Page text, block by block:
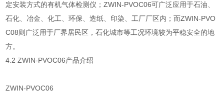
定安装方式的有机气体检测仪；ZWIN-PVOC06可广泛应用于石油、
石化、冶金、化工、环保、造纸、印染、工厂厂区内；而ZWIN-PVO
C08则广泛用于厂界居民区，石化城市等工况环境较为平稳安全的地
方。
4.2 ZWIN-PVOC06产品介绍
ZWIN-PVOC06